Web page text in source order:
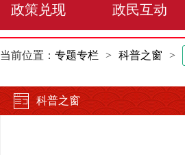
政策兑现 政民互动
当前位置： 专题专栏 > 科普之窗 >
科普之窗